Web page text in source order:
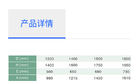
产品详情